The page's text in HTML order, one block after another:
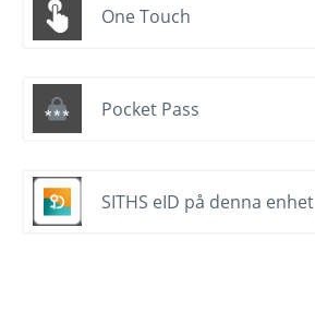
One Touch
Pocket Pass
SITHS eID på denna enhet